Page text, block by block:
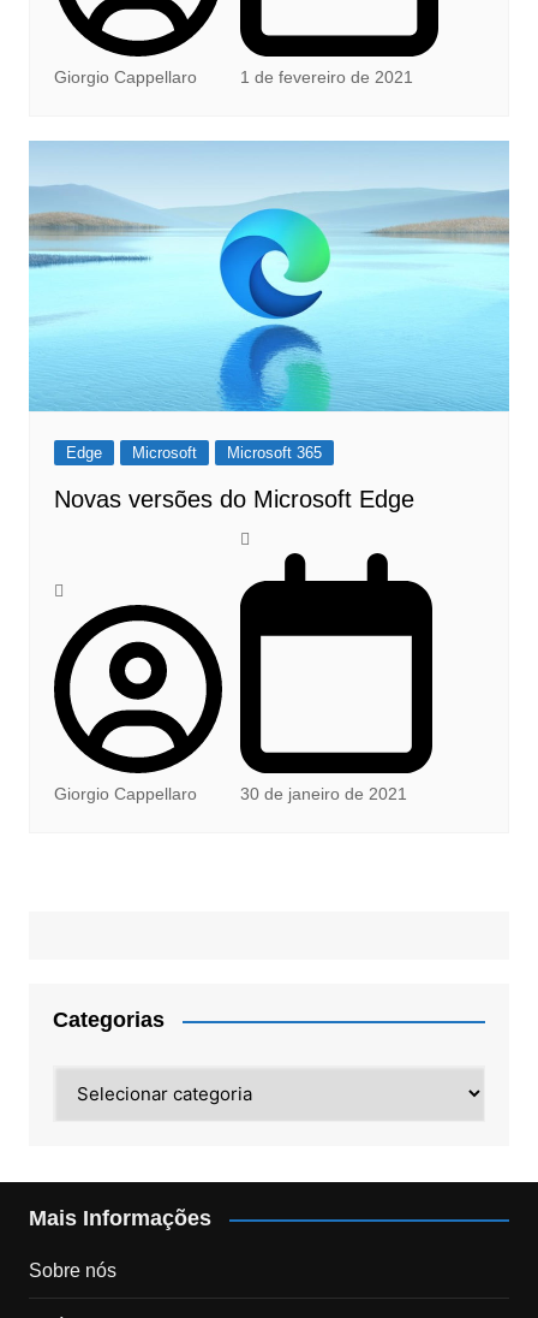
Giorgio Cappellaro 1 de fevereiro de 2021
Edge Microsoft Microsoft 365
Novas versões do Microsoft Edge
Giorgio Cappellaro 30 de janeiro de 2021
Categorias
Mais Informações
Sobre nós